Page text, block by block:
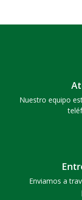
Nuestro equipo
Enviamos a